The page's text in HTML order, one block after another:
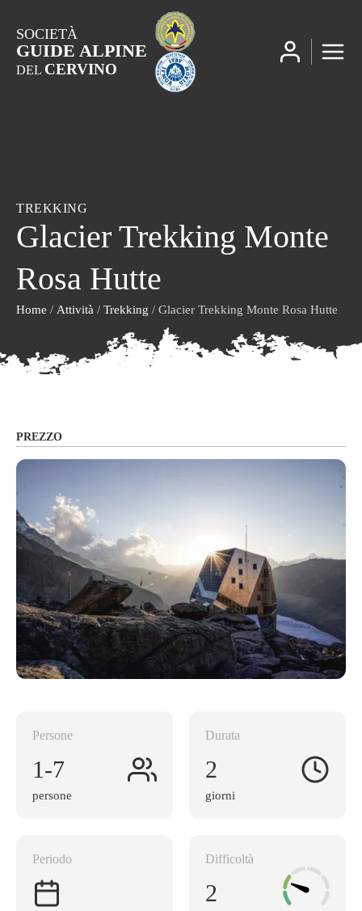
SOCIETÀ
GUIDE ALPINE
DEL CERVINO
TREKKING
Glacier Trekking Monte
Rosa Hutte
Home / Attività / Trekking / Glacier Trekking Monte Rosa Hutte
Persone
1-7
persone
Durata
2
giorni
Periodo Difficoltà
2
PREZZO